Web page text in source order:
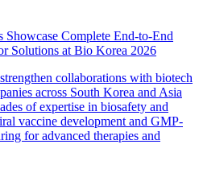
Showcase Complete End-to-End
Solutions at Bio Korea 2026
collaborations with biotech
across South Korea and Asia
of expertise in biosafety and
vaccine development and GMP-
for advanced therapies and